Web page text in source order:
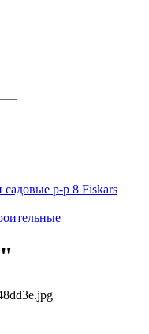
садовые р-р 8 Fiskars